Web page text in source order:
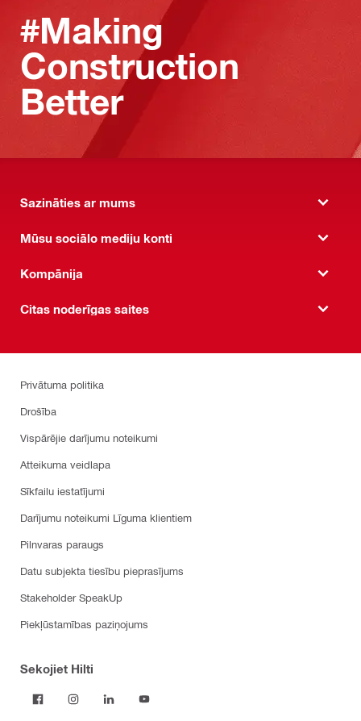
#Making
Construction
Better
Sazināties ar mums
Mūsu sociālo mediju konti
Kompānija
Citas noderīgas saites
Privātuma politika
Drošība
Vispārējie darījumu noteikumi
Atteikuma veidlapa
Sīkfailu iestatījumi
Darījumu noteikumi Līguma klientiem
Pilnvaras paraugs
Datu subjekta tiesību pieprasījums
Stakeholder SpeakUp
Piekļūstamības paziņojums
Sekojiet Hilti